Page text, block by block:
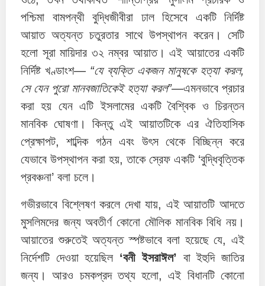
পশ্চিমা বামপন্থী বুদ্ধিজীবীরা ঢাল হিসেবে একটি নির্দিষ্ট
আয়াত অত্যন্ত চতুরতার সাথে উপস্থাপন করেন। সেটি
হলো সূরা মায়িদার ৩২ নম্বর আয়াত। এই আয়াতের একটি
নির্দিষ্ট খণ্ডাংশ— “যে ব্যক্তি একজন মানুষকে হত্যা করল,
সে যেন পুরো মানবজাতিকেই হত্যা করল”—এমনভাবে প্রচার
করা হয় যেন এটি ইসলামের একটি বৈশ্বিক ও চিরন্তন
মানবিক ঘোষণা। কিন্তু এই আয়াতটিকে এর ঐতিহাসিক
প্রেক্ষাপট, শাব্দিক গঠন এবং উৎস থেকে বিচ্ছিন্ন করে
যেভাবে উপস্থাপন করা হয়, তাকে স্রেফ একটি ‘বুদ্ধিবৃত্তিক
প্রবঞ্চনা’ বলা চলে।
গভীরভাবে বিশ্লেষণ করলে দেখা যায়, এই আয়াতটি আদতে
মুসলিমদের জন্য অবতীর্ণ কোনো মৌলিক মানবিক বিধি নয়।
আয়াতের শুরুতেই অত্যন্ত স্পষ্টভাবে বলা হয়েছে যে, এই
নির্দেশটি দেওয়া হয়েছিল ‘বনী ইসরাঈল’ বা ইহুদি জাতির
জন্য। আরও চমকপ্রদ তথ্য হলো, এই বিধানটি কোনো